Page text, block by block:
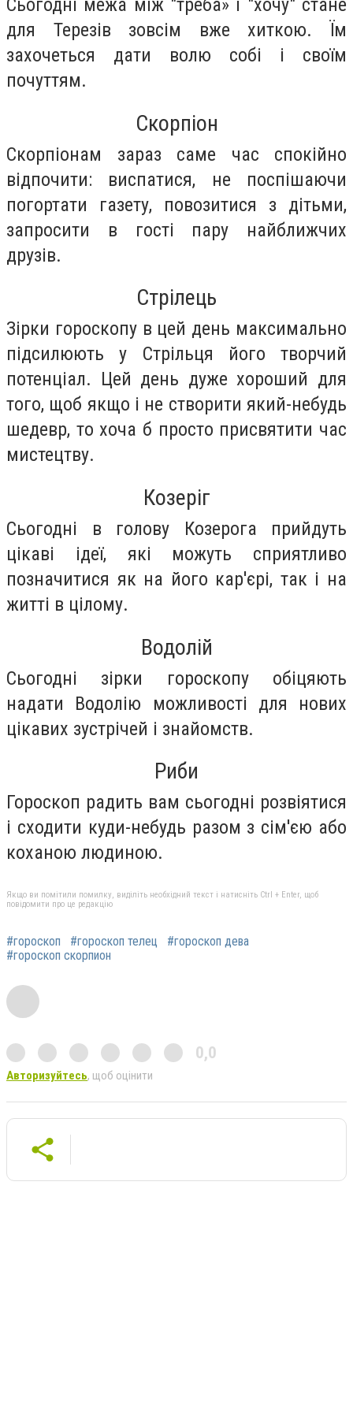
Сьогодні межа між "треба» і "хочу" стане
для Терезів зовсім вже хиткою. Їм
захочеться дати волю собі і своїм
почуттям.
Скорпіон
Скорпіонам зараз саме час спокійно
відпочити: виспатися, не поспішаючи
погортати газету, повозитися з дітьми,
запросити в гості пару найближчих
друзів.
Стрілець
Зірки гороскопу в цей день максимально
підсилюють у Стрільця його творчий
потенціал. Цей день дуже хороший для
того, щоб якщо і не створити який-небудь
шедевр, то хоча б просто присвятити час
мистецтву.
Козеріг
Сьогодні в голову Козерога прийдуть
цікаві ідеї, які можуть сприятливо
позначитися як на його кар'єрі, так і на
житті в цілому.
Водолій
Сьогодні зірки гороскопу обіцяють
надати Водолію можливості для нових
цікавих зустрічей і знайомств.
Риби
Гороскоп радить вам сьогодні розвіятися
і сходити куди-небудь разом з сім'єю або
коханою людиною.
Якщо ви помітили помилку, виділіть необхідний текст і натисніть Ctrl + Enter, щоб
повідомити про це редакцію
#гороскоп #гороскоп телец
#гороскоп дева
#гороскоп скорпион
0,0
Авторизуйтесь, щоб оцінити